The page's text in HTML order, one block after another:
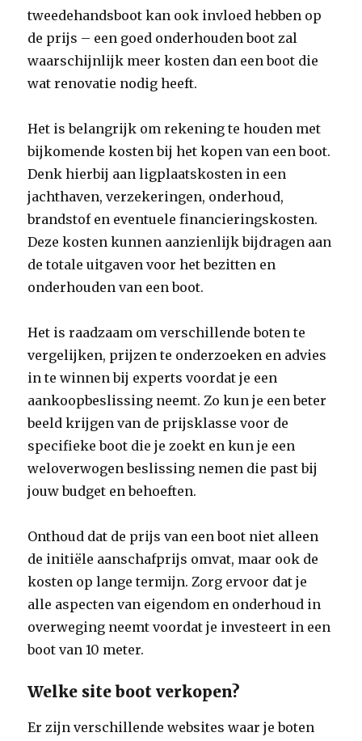
tweedehandsboot kan ook invloed hebben op
de prijs – een goed onderhouden boot zal
waarschijnlijk meer kosten dan een boot die
wat renovatie nodig heeft.
Het is belangrijk om rekening te houden met
bijkomende kosten bij het kopen van een boot.
Denk hierbij aan ligplaatskosten in een
jachthaven, verzekeringen, onderhoud,
brandstof en eventuele financieringskosten.
Deze kosten kunnen aanzienlijk bijdragen aan
de totale uitgaven voor het bezitten en
onderhouden van een boot.
Het is raadzaam om verschillende boten te
vergelijken, prijzen te onderzoeken en advies
in te winnen bij experts voordat je een
aankoopbeslissing neemt. Zo kun je een beter
beeld krijgen van de prijsklasse voor de
specifieke boot die je zoekt en kun je een
weloverwogen beslissing nemen die past bij
jouw budget en behoeften.
Onthoud dat de prijs van een boot niet alleen
de initiële aanschafprijs omvat, maar ook de
kosten op lange termijn. Zorg ervoor dat je
alle aspecten van eigendom en onderhoud in
overweging neemt voordat je investeert in een
boot van 10 meter.
Welke site boot verkopen?
Er zijn verschillende websites waar je boten